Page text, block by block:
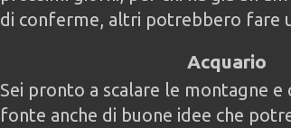
di conferme, altri potrebbero fare
Acquario
Sei pronto a scalare le montagne e
fonte anche di buone idee che